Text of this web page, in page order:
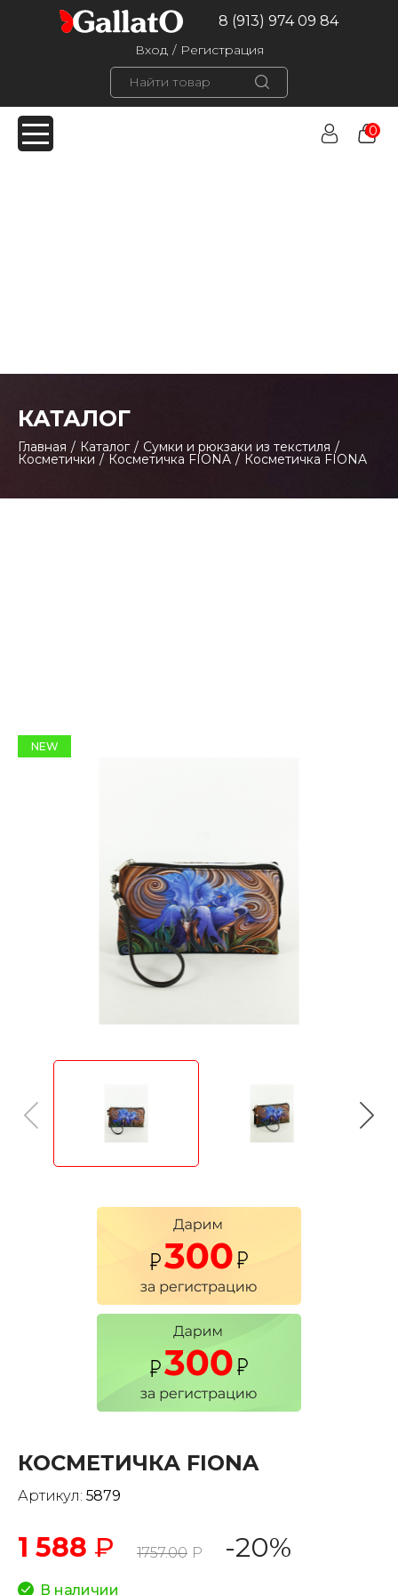
8 (913) 974 09 84
Вход / Регистрация
0
КАТАЛОГ
Главная / Каталог / Сумки и рюкзаки из текстиля /
Косметички / Косметичка FIONA / Косметичка FIONA
NEW
КОСМЕТИЧКА FIONA
Артикул: 5879
1 588 ₽ 1757.00 Р -20%
В наличии